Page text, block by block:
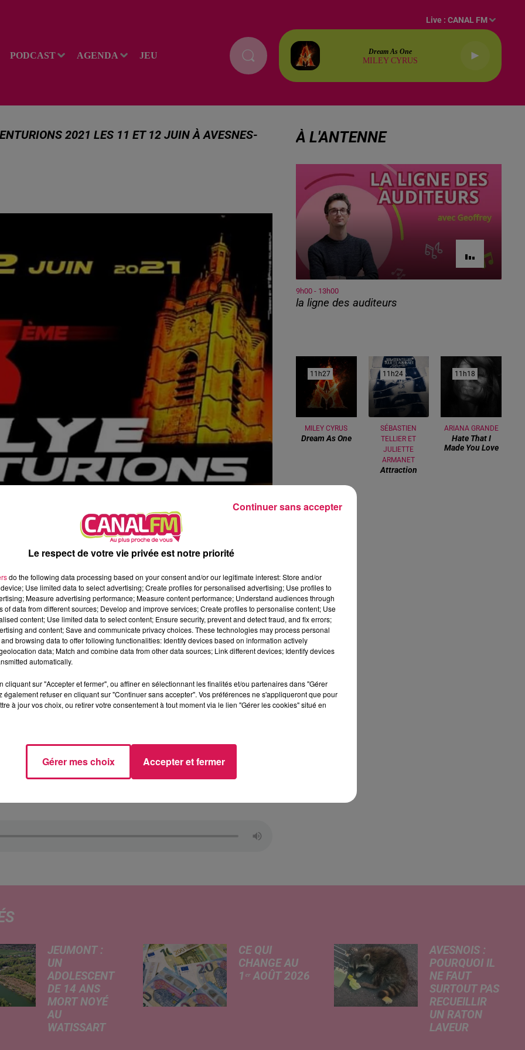
PODCAST AGENDA JEU
Live :CANAL FM
Dream As One
MILEY CYRUS
2021 LES 11 ET 12 JUIN À AVESNES-
le rallye des centurions va vivre cette année de nouvelles
avec la ville d’Avesnes, qui s’est engagée à accueillir les
les 15 et 16 mai prochains, mais les 11 et 12 juin. A ce jour, la
CDSR (commission départementale de sécurité routière) et
plus de 120 participants pour le rallye en mai et peut
indique avoir anticipé le maintien du couvre-feu (23h
en rien le nombre de kilomètres à parcourir. Il y aura
à être organisé depuis le port d’Hautmont, le premier week-end
quelques surprises. Outre la venue de pilotes de renommée
rallye Charlemagne s’offrira cette année un prologue, le
!
du Rallye des Centurions à Avesnes, nous en dit plus
À L'ANTENNE
Le réveil de Canal FM
9h00 - 13h00
la ligne des auditeurs
11h27
11h27
MILEY CYRUS
Dream As One
11h24
11h24
SÉBASTIEN
TELLIER ET
JULIETTE
ARMANET
Attraction
11h18
11h18
ARIANA GRANDE
Hate That I
Made You Love
JEUMONT :
UN
ADOLESCENT
DE 14 ANS
MORT NOYÉ
AU
WATISSART
CE QUI
CHANGE AU
1ᵉʳ AOÛT 2026
AVESNOIS :
POURQUOI IL
NE FAUT
SURTOUT PAS
RECUEILLIR
UN RATON
LAVEUR
Le respect de votre vie privée est notre priorité
do the following data processing based on your consent and/or our legitimate interest: Store and/or
Use limited data to select advertising; Create profiles for personalised advertising; Use profiles to
Measure advertising performance; Measure content performance; Understand audiences through
of data from different sources; Develop and improve services; Create profiles to personalise content; Use
content; Use limited data to select content; Ensure security, prevent and detect fraud, and fix errors;
and content; Save and communicate privacy choices. These technologies may process personal
browsing data to offer following functionalities: Identify devices based on information actively
data; Match and combine data from other data sources; Link different devices; Identify devices
automatically.
cliquant sur "Accepter et fermer", ou affiner en sélectionnant les finalités et/ou partenaires dans "Gérer
également refuser en cliquant sur "Continuer sans accepter". Vos préférences ne s'appliqueront que pour
à jour vos choix, ou retirer votre consentement à tout moment via le lien "Gérer les cookies" situé en
Gérer mes choix Accepter et fermer
Continuer sans accepter